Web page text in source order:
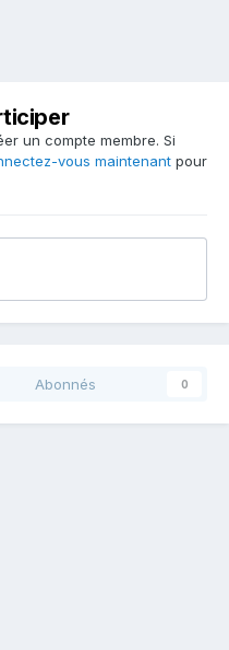
un compte membre. Si
vous maintenant pour
Abonnés 0